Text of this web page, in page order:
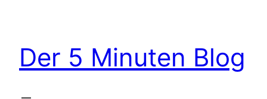
Der 5 Minuten Blog